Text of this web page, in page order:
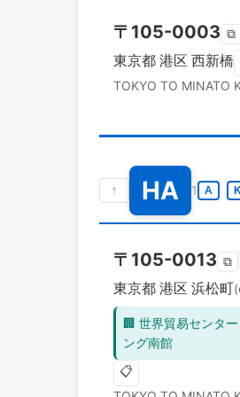
〒 105-0003 ⧉
東京都 港区 西新橋
TOKYO TO MINATO
↑ HA 1 A
〒 105-0013 ⧉
東京都 港区 浜松町
🏢 世界貿易センター
ング南館
📋